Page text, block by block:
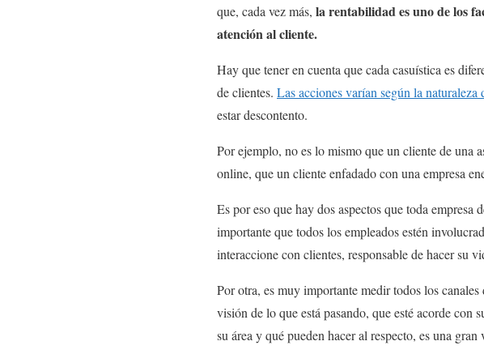
que, cada vez más, la rentabilidad es uno de los
atención al cliente.
Hay que tener en cuenta que cada casuística es
de clientes. Las acciones varían según la naturaleza
estar descontento.
Por ejemplo, no es lo mismo que un cliente de una
online, que un cliente enfadado con una empresa
Es por eso que hay dos aspectos que toda empresa
importante que todos los empleados estén
interaccione con clientes, responsable de hacer su
Por otra, es muy importante medir todos los
visión de lo que está pasando, que esté acorde con
su área y qué pueden hacer al respecto, es una gran